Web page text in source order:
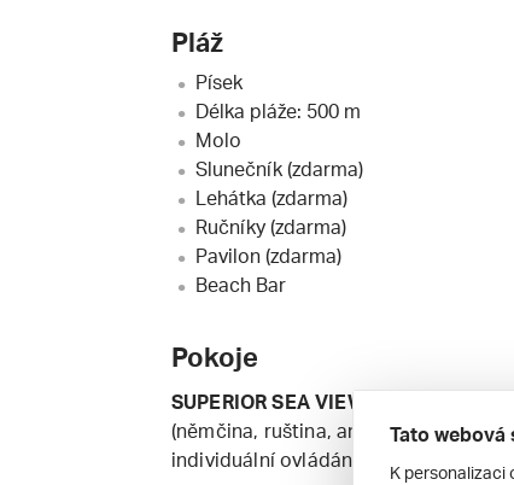
Pláž
Písek
Délka pláže: 500 m
Molo
Slunečník (zdarma)
Lehátka (zdarma)
Ručníky (zdarma)
Pavilon (zdarma)
Beach Bar
Pokoje
SUPERIOR SEA VIEW WITH BALCONY
(němčina, ruština, angličtina,
individuální ovládání klimatizace,
Tato webová
K personalizaci